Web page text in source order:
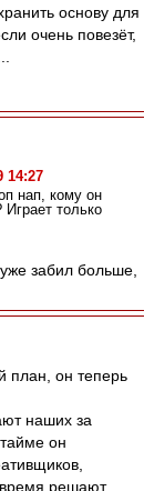
основу для
очень повезёт,
14:27
нап, кому он
только
забил больше,
план, он теперь
наших за
он
время решают